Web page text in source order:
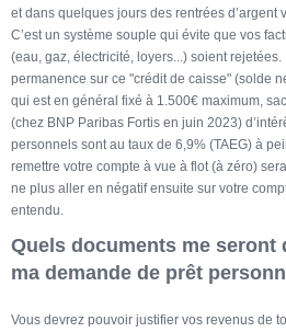
et dans quelques jours des rentrées d’argent
C’est un système souple qui évite que vos
(eau, gaz, électricité, loyers...) soient
permanence sur ce "crédit de caisse" (solde
qui est en général fixé à 1.500€ maximum,
(chez BNP Paribas Fortis en juin 2023)
personnels sont au taux de 6,9% (TAEG) à
remettre votre compte à vue à flot (à zéro)
ne plus aller en négatif ensuite sur votre
entendu.
Quels documents me seront
ma demande de prêt
Vous devrez pouvoir justifier vos revenus de